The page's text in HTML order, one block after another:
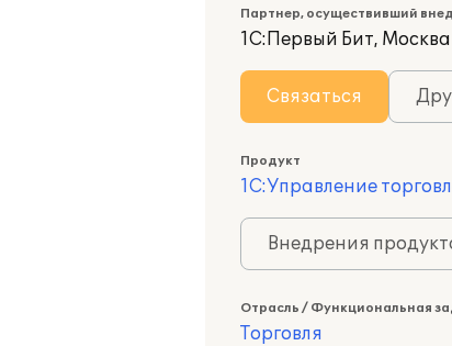
Партнер, осуществивший
1С:Первый Бит, Москва
Связаться
Продукт
1С:Управление
Внедрения
Отрасль / Функциональная
Торговля